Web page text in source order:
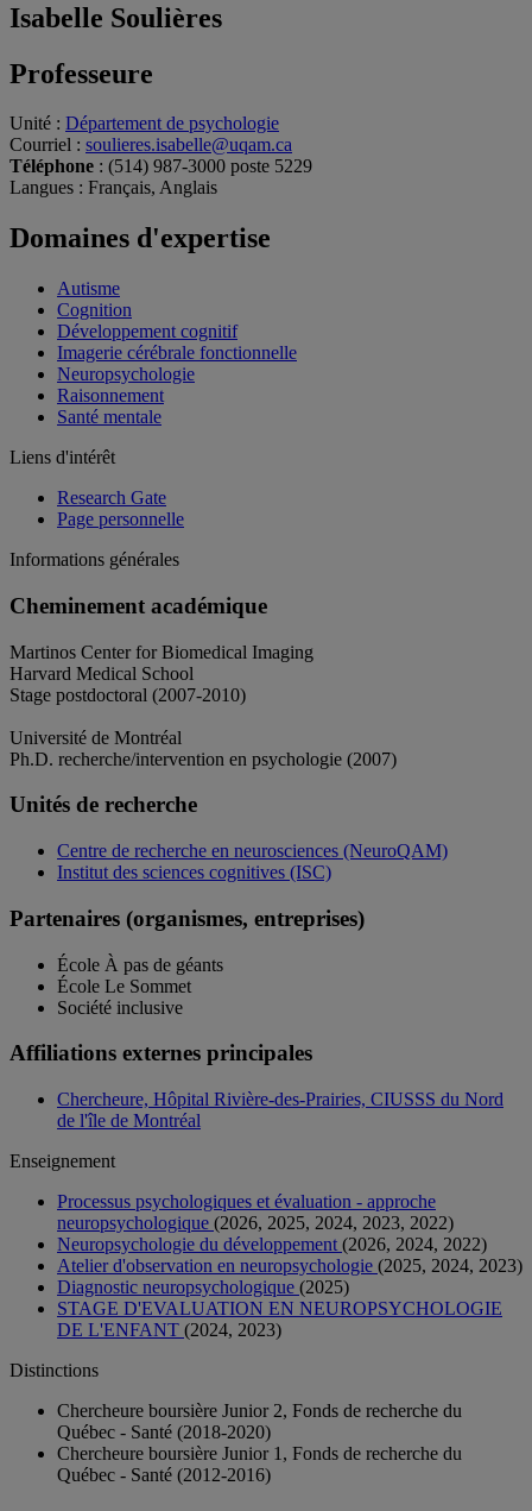
Isabelle Soulières
Professeure
Unité : Département de psychologie
Courriel : soulieres.isabelle@uqam.ca
Téléphone : (514) 987-3000 poste 5229
Langues : Français, Anglais
Domaines d'expertise
Autisme
Cognition
Développement cognitif
Imagerie cérébrale fonctionnelle
Neuropsychologie
Raisonnement
Santé mentale
Liens d'intérêt
Research Gate
Page personnelle
Informations générales
Cheminement académique
Martinos Center for Biomedical Imaging
Harvard Medical School
Stage postdoctoral (2007-2010)
Université de Montréal
Ph.D. recherche/intervention en psychologie (2007)
Unités de recherche
Centre de recherche en neurosciences (NeuroQAM)
Institut des sciences cognitives (ISC)
Partenaires (organismes, entreprises)
École À pas de géants
École Le Sommet
Société inclusive
Affiliations externes principales
Chercheure, Hôpital Rivière-des-Prairies, CIUSSS du Nord
de l'île de Montréal
Enseignement
Processus psychologiques et évaluation - approche
neuropsychologique (2026, 2025, 2024, 2023, 2022)
Neuropsychologie du développement (2026, 2024, 2022)
Atelier d'observation en neuropsychologie (2025, 2024, 2023)
Diagnostic neuropsychologique (2025)
STAGE D'EVALUATION EN NEUROPSYCHOLOGIE
DE L'ENFANT (2024, 2023)
Distinctions
Chercheure boursière Junior 2, Fonds de recherche du
Québec - Santé (2018-2020)
Chercheure boursière Junior 1, Fonds de recherche du
Québec - Santé (2012-2016)